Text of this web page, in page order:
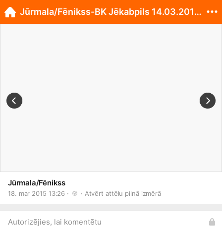
Jūrmala/Fēnikss
18. mar 2015 13:26 · · Atvērt attēlu pilnā izmērā
Autorizējies, lai komentētu
Jūrmala/Fēnikss-BK Jēkabpils 14.03.2015. 78:77